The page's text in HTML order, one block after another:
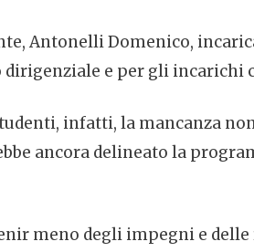
Antonelli Domenico,
e per gli incarichi
infatti, la mancanza
ancora delineato la
meno degli impegni e